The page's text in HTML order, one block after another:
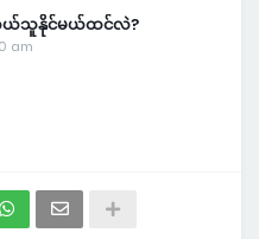
ဘယ်သူနိုင်မယ်ထင်လဲ?
am